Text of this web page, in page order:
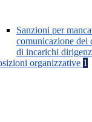
Sanzioni per
comunicazione dei
di incarichi
organizzative 1